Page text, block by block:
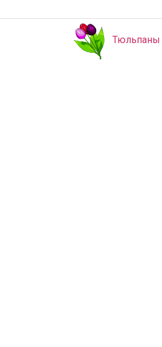
Тюльпаны